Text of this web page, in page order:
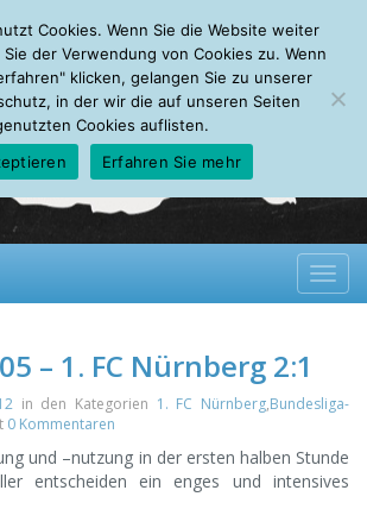
About Autoren Leseempfehlungen FAQ
– 1. FC Nürnberg 2:1
in den Kategorien 1. FC Nürnberg,Bundesliga-
0 Kommentaren
und –nutzung in der ersten halben Stunde
entscheiden ein enges und intensives
Cookies. Wenn Sie die Website weiter
der Verwendung von Cookies zu. Wenn
klicken, gelangen Sie zu unserer
in der wir die auf unseren Seiten
Cookies auflisten.
Erfahren Sie mehr